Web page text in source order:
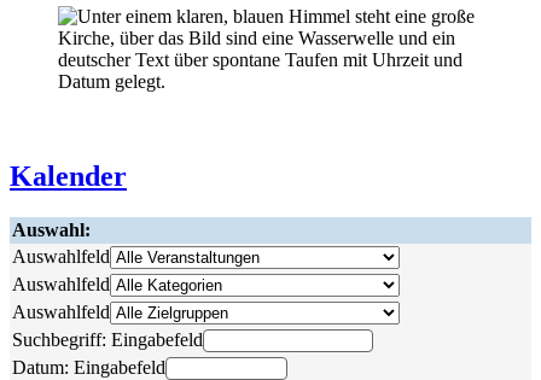
Kalender
Auswahl:
Auswahlfeld
Auswahlfeld
Auswahlfeld
Suchbegriff: Eingabefeld
Datum: Eingabefeld